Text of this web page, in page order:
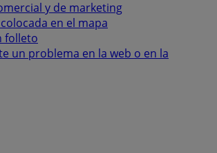
y de marketing
en el mapa
folleto
un problema en la web o en la